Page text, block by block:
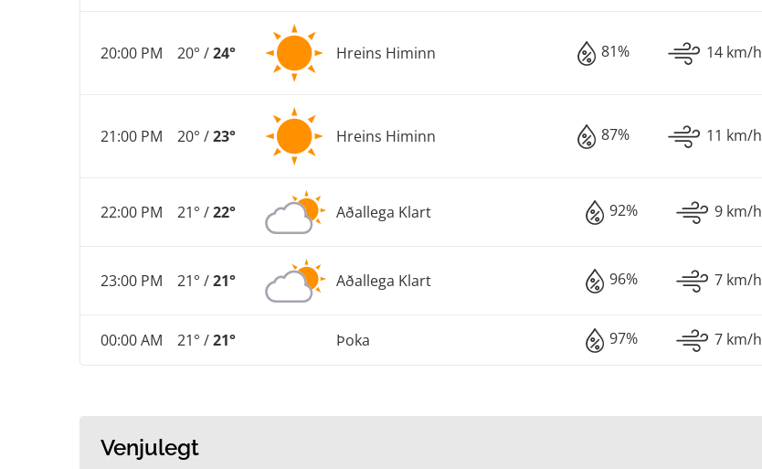
20:00 PM 20° /24° Hreins Himinn 81% 14 km/h
21:00 PM 20° /23° Hreins Himinn 87% 11 km/h
22:00 PM 21° /22° Aðallega Klart 92% 9 km/h
23:00 PM 21° /21° Aðallega Klart 96% 7 km/h
00:00 AM 21° /21° Þoka 97% 7 km/h
Venjulegt